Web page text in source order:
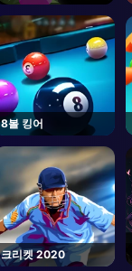
8볼 킹어
크리켓 2020